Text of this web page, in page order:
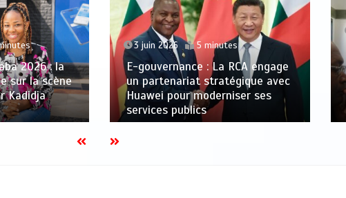
2026 : la
sur la scène
Kadidja
3 juin 2026 5 minutes
E-gouvernance : La RCA engage
un partenariat stratégique avec
Huawei pour moderniser ses
services publics